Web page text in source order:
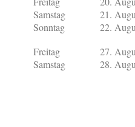
Samstag
Sonntag
Freitag
Samstag
21.
22.
27.
28.